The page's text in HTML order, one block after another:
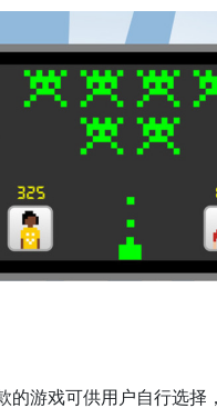
的游戏可供用户自行选